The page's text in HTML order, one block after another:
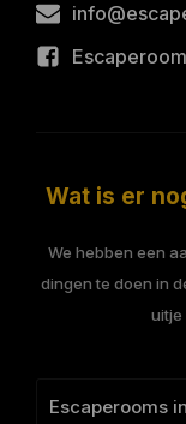
Wat is er
We hebben een
dingen te doen in
uitje
Escaperooms